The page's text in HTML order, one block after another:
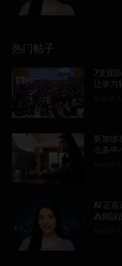
热门帖子
7支团
让学习
新加坡
么多中
AI 正
為錯誤